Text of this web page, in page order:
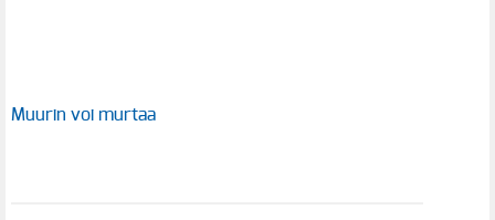
Muurin voi murtaa